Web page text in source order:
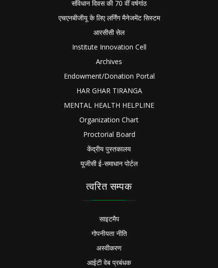
संविधान दिवस की 70 वीं वर्षगांठ
एचएनबीजीयू के लिए लर्निंग मैनेजमेंट सिस्टम
आरसीसी सेल
Institute Innovation Cell
Archives
Endowment/Donation Portal
HAR GHAR TIRANGA
MENTAL HEALTH HELPLINE
Organization Chart
Proctorial Board
केंद्रीय पुस्तकालय
यूजीसी ई-समाधान पोर्टल
त्वरित सम्पक
साइटमैप
गोपनीयता नीति
अस्वीकरण
आईटी वेब प्रबंधक